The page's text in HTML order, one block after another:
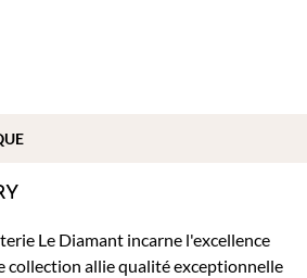
Le Diamant incarne l'excellence
collection allie qualité exceptionnelle